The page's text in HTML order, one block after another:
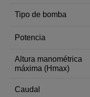
Tipo de bomba
Potencia
Altura manométrica
máxima (Hmax)
Caudal